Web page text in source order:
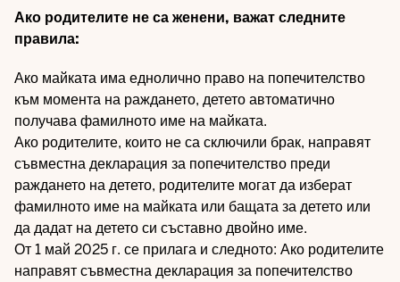
Ако родителите не са женени, важат следните
правила:
Ако майката има еднолично право на попечителство
към момента на раждането, детето автоматично
получава фамилното име на майката.
Ако родителите, които не са сключили брак, направят
съвместна декларация за попечителство преди
раждането на детето, родителите могат да изберат
фамилното име на майката или бащата за детето или
да дадат на детето си съставно двойно име.
От 1 май 2025 г. се прилага и следното: Ако родителите
направят съвместна декларация за попечителство